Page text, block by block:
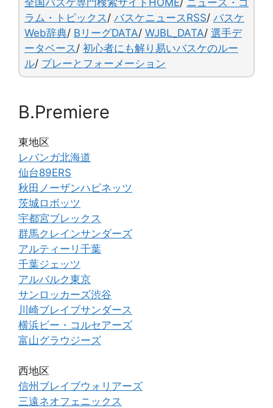
o
k
k
ラム・トピックス / バスケニュースRSS/ バスケ
Web辞典/ BリーグDATA/ WJBL_DATA/ 選手デ
ータベース / 初心者にも解り易いバスケのルー
ル/ プレーとフォーメーション
B.Premiere
東地区
レバンガ北海道
仙台89ERS
秋田ノーザンハピネッツ
茨城ロボッツ
宇都宮ブレックス
群馬クレインサンダーズ
アルティーリ千葉
千葉ジェッツ
アルバルク東京
サンロッカーズ渋谷
川崎ブレイブサンダース
横浜ビー・コルセアーズ
富山グラウジーズ
西地区
信州ブレイブウォリアーズ
三遠ネオフェニックス